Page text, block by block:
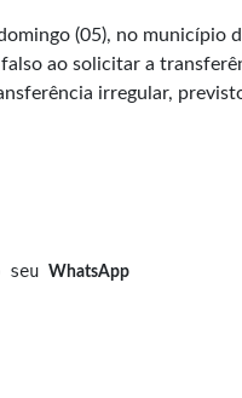
(05), no município
ao solicitar a
irregular,
seu WhatsApp